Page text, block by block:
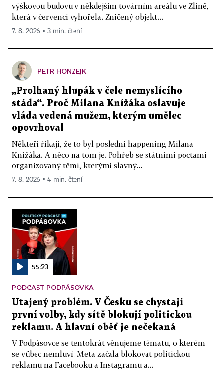
výškovou budovu v někdejším továrním areálu ve Zlíně,
která v červenci vyhořela. Zničený objekt...
7. 8. 2026 ▪ 3 min. čtení
PETR HONZEJK
„Prolhaný hlupák v čele nemyslícího
stáda“. Proč Milana Knížáka oslavuje
vláda vedená mužem, kterým umělec
opovrhoval
Někteří říkají, že to byl poslední happening Milana
Knížáka. A něco na tom je. Pohřeb se státními poctami
organizovaný těmi, kterými slavný...
7. 8. 2026 ▪ 4 min. čtení
55:23
PODCAST PODPÁSOVKA
Utajený problém. V Česku se chystají
první volby, kdy sítě blokují politickou
reklamu. A hlavní oběť je nečekaná
V Podpásovce se tentokrát věnujeme tématu, o kterém
se vůbec nemluví. Meta začala blokovat politickou
reklamu na Facebooku a Instagramu a...